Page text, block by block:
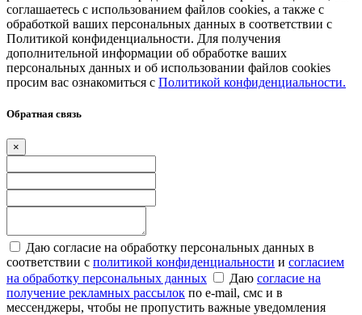
соглашаетесь с использованием файлов cookies, а также с
обработкой ваших персональных данных в соответствии с
Политикой конфиденциальности. Для получения
дополнительной информации об обработке ваших
персональных данных и об использовании файлов cookies
просим вас ознакомиться с Политикой конфиденциальности.
Обратная связь
×
Даю согласие на обработку персональных данных в
соответствии с политикой конфиденциальности и согласием
на обработку персональных данных
Даю согласие на
получение рекламных рассылок по e-mail, смс и в
мессенджеры, чтобы не пропустить важные уведомления